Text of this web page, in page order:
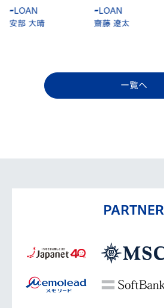
-LOAN
安部 大晴
-LOAN
齋藤 遼太
一覧へ
PARTNER